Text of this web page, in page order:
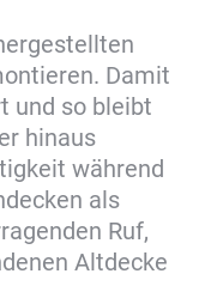
Damit
und so bleibt
hinaus
während
als
Ruf,
Altdecke